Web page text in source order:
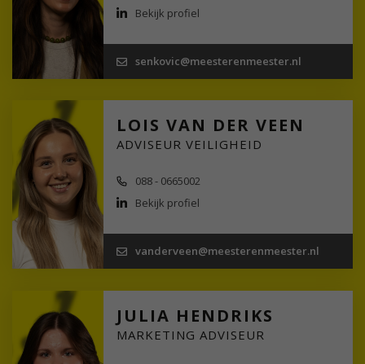
Bekijk profiel
senkovic@meesterenmeester.nl
LOIS VAN DER VEEN
ADVISEUR VEILIGHEID
088 - 0665002
Bekijk profiel
vanderveen@meesterenmeester.nl
JULIA HENDRIKS
MARKETING ADVISEUR